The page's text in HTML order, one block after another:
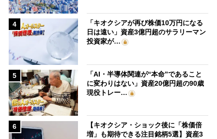
4
「キオクシアが再び株価10万円になる
日は遠い」資産3億円超のサラリーマン
投資家が…
5
「AI・半導体関連が“本命”であること
に変わりはない」資産20億円超の90歳
現役トレー…
6
【キオクシア・ショック後に「株価倍
増」も期待できる注目銘柄5選】資産3